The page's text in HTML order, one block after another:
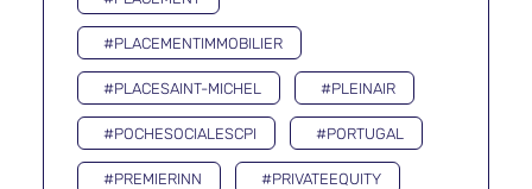
#PLACEMENTIMMOBILIER
#PLACESAINT-MICHEL #PLEINAIR
#POCHESOCIALESCPI #PORTUGAL
#PREMIERINN #PRIVATEEQUITY